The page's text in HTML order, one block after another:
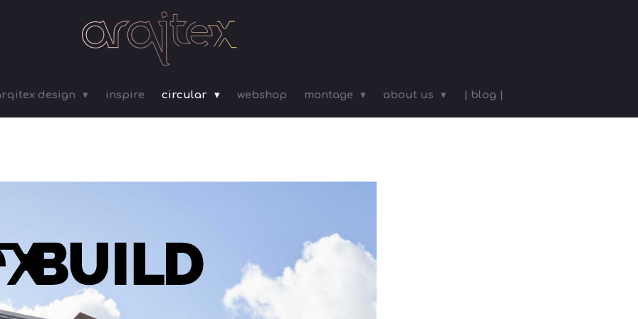
design inspire circular webshop montage about us | blog |